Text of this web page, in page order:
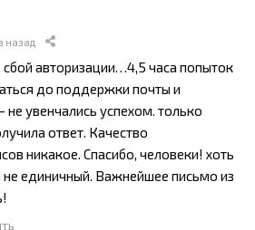
назад
авторизации…4,5 часа попыток
до поддержки почты и
увенчались успехом. только
ответ. Качество
никакое. Спасибо, человеки! хоть
не единичный. Важнейшее письмо из